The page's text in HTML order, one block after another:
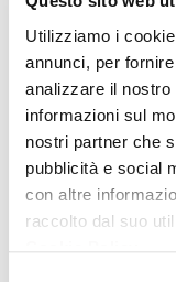
Utilizziamo i
annunci, per
analizzare il
informazioni sul
nostri partner che
pubblicità e social
con altre
raccolto dal suo
Anno
Recensito
Io sono la
Per una
Autore